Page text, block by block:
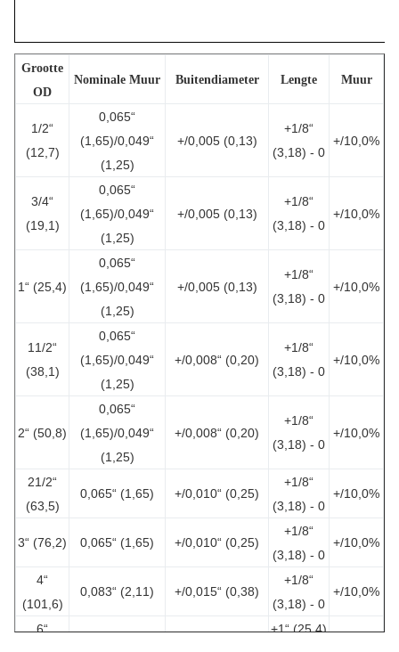
Grootte
OD
Nominale Muur Buitendiameter Lengte Muur
1/2“
(12,7)
0,065“
(1,65)/0,049“
(1,25)
+/0,005 (0,13)
+1/8“
(3,18) - 0
+/10,0%
3/4“
(19,1)
0,065“
(1,65)/0,049“
(1,25)
+/0,005 (0,13)
+1/8“
(3,18) - 0
+/10,0%
1“ (25,4)
0,065“
(1,65)/0,049“
(1,25)
+/0,005 (0,13)
+1/8“
(3,18) - 0
+/10,0%
11/2“
(38,1)
0,065“
(1,65)/0,049“
(1,25)
+/0,008“ (0,20)
+1/8“
(3,18) - 0
+/10,0%
2“ (50,8)
0,065“
(1,65)/0,049“
(1,25)
+/0,008“ (0,20)
+1/8“
(3,18) - 0
+/10,0%
21/2“
(63,5)
0,065“ (1,65) +/0,010“ (0,25)
+1/8“
(3,18) - 0
+/10,0%
3“ (76,2) 0,065“ (1,65) +/0,010“ (0,25)
+1/8“
(3,18) - 0
+/10,0%
4“
(101,6)
0,083“ (2,11) +/0,015“ (0,38)
+1/8“
(3,18) - 0
+/10,0%
6“
+1“ (25,4)